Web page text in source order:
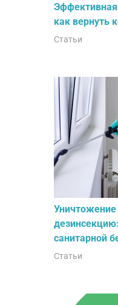
Эффективная
как вернуть
Статьи
Уничтожение
санитарной
Статьи